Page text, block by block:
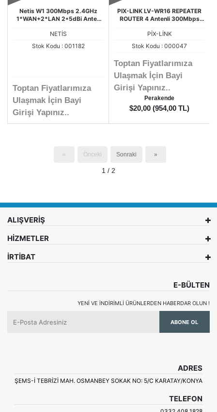
Netis W1 300Mbps 2.4GHz
1*WAN+2*LAN 2*5dBi Anten
Router ACCES POİNT
NETİS
Stok Kodu : 001182
Toptan Fiyatlarımıza
Ulaşmak İçin Bayi
Girişi Yapınız..
PIX-LINK LV-WR16 REPEATER
ROUTER 4 Antenli 300Mbps
PİX-LİNK
Stok Kodu : 000047
Toptan Fiyatlarımıza
Ulaşmak İçin Bayi
Girişi Yapınız..
Perakende
$20,00 (954,00 TL)
« Önceki Sonraki »
1 / 2
ALIŞVERİŞ
HİZMETLER
İRTİBAT
E-BÜLTEN
YENI VE INDIRIMLI ÜRÜNLERDEN HABERDAR OLUN !
ABONE OL
ADRES
ŞEMS-İ TEBRİZİ MAH. OSMANBEY SOKAK NO: 5/C KARATAY/KONYA
TELEFON